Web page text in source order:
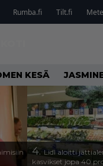
Rumba.fi Tilt.fi
KESÄ
4. Lidl aloitti
kasvikset jopa 40